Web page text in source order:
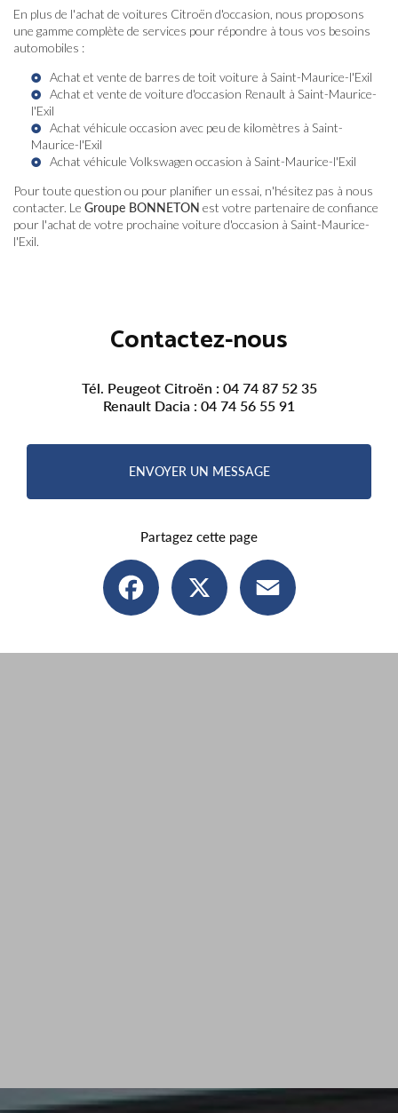
En plus de l'achat de voitures Citroën d'occasion, nous proposons
une gamme complète de services pour répondre à tous vos besoins
automobiles :
Achat et vente de barres de toit voiture à Saint-Maurice-l'Exil
Achat et vente de voiture d'occasion Renault à Saint-Maurice-
l'Exil
Achat véhicule occasion avec peu de kilomètres à Saint-
Maurice-l'Exil
Achat véhicule Volkswagen occasion à Saint-Maurice-l'Exil
Pour toute question ou pour planifier un essai, n'hésitez pas à nous
contacter. Le Groupe BONNETON est votre partenaire de confiance
pour l'achat de votre prochaine voiture d'occasion à Saint-Maurice-
l'Exil.
Contactez-nous
Tél. Peugeot Citroën : 04 74 87 52 35
Renault Dacia : 04 74 56 55 91
ENVOYER UN MESSAGE
Partagez cette page
Facebook